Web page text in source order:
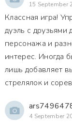
15 September
Классная игра!
дуэль с друзьями
персонажа и
интерес. Иногда
лишь добавляет
стрелялок и
4 September